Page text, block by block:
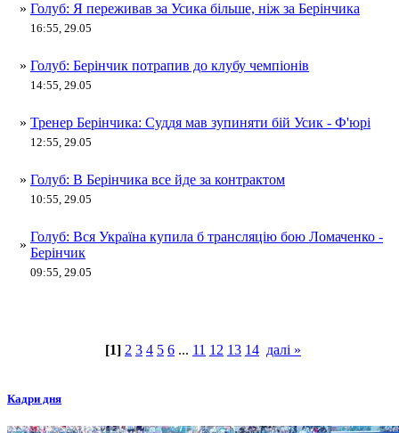
» Голуб: Я переживав за Усика більше, ніж за Берінчика
16:55, 29.05
» Голуб: Берінчик потрапив до клубу чемпіонів
14:55, 29.05
» Тренер Берінчика: Суддя мав зупиняти бій Усик - Ф'юрі
12:55, 29.05
» Голуб: В Берінчика все йде за контрактом
10:55, 29.05
»
Голуб: Вся Україна купила б трансляцію бою Ломаченко -
Берінчик
09:55, 29.05
[1] 2 3 4 5 6 ... 11 12 13 14 далі »
Кадри дня